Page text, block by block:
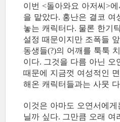
이번 <돌아와요 아저씨>
을 맡았다. 홍난은 결코 여
놓는 캐릭터다. 물론 한기
설정 때문이지만 조폭들
동생들(?)의 어깨를 툭툭
이다. 그것을 다름 아닌 오
때문에 지금껏 여성적인
해온 캐릭터들과는 사뭇
이것은 아마도 오연서에
닐까 싶다. 그만큼 오래 여